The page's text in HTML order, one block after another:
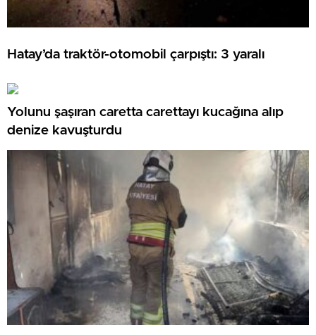
Hatay’da traktör-otomobil çarpıştı: 3 yaralı
Yolunu şaşıran caretta carettayı kucağına alıp
denize kavuşturdu